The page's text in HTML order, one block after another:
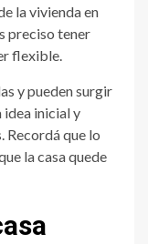
la vivienda en
preciso tener
flexible.
y pueden surgir
idea inicial y
Recordá que lo
la casa quede